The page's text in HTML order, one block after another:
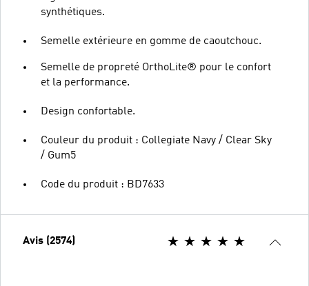
synthétiques.
Semelle extérieure en gomme de caoutchouc.
Semelle de propreté OrthoLite® pour le confort
et la performance.
Design confortable.
Couleur du produit : Collegiate Navy / Clear Sky
/ Gum5
Code du produit : BD7633
Avis (2574)